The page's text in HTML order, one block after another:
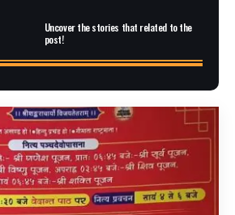
Uncover the stories that related to the
post!